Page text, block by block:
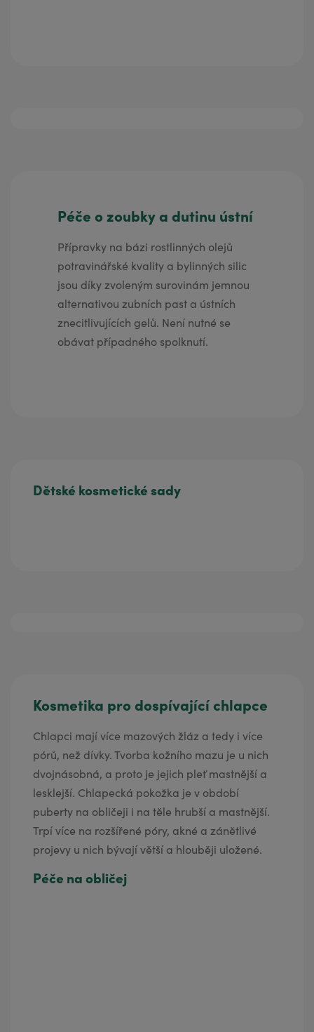
Péče o zoubky a dutinu ústní
Přípravky na bázi rostlinných olejů
potravinářské kvality a bylinných silic
jsou díky zvoleným surovinám jemnou
alternativou zubních past a ústních
znecitlivujících gelů. Není nutné se
obávat případného spolknutí.
Dětské kosmetické sady
Kosmetika pro dospívající chlapce
Chlapci mají více mazových žláz a tedy i více
pórů, než dívky. Tvorba kožního mazu je u nich
dvojnásobná, a proto je jejich pleť mastnější a
lesklejší. Chlapecká pokožka je v období
puberty na obličeji i na těle hrubší a mastnější.
Trpí více na rozšířené póry, akné a zánětlivé
projevy u nich bývají větší a hlouběji uložené.
Péče na obličej